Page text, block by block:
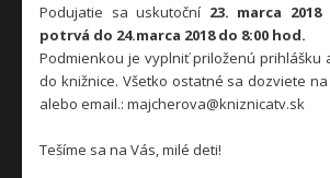
Podujatie sa uskutoční 23. marca
potrvá do 24.marca 2018 do 8:00 hod.
Podmienkou je vyplniť priloženú prihlášku
do knižnice. Všetko ostatné sa dozviete na
alebo email.: majcherova@kniznicatv.sk
Tešíme sa na Vás, milé deti!